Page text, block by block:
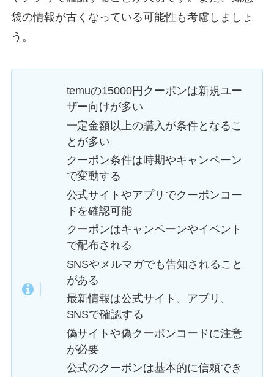
袋の情報が古くなっている可能性も考慮しましょ
う。
temuの15000円クーポンは新規ユー
ザー向けが多い
一定金額以上の購入が条件となるこ
とが多い
クーポン条件は時期やキャンペーン
で変動する
公式サイトやアプリでクーポンコー
ドを確認可能
クーポンはキャンペーンやイベント
で配布される
SNSやメルマガでも告知されること
がある
最新情報は公式サイト、アプリ、
SNSで確認する
偽サイトや偽クーポンコードに注意
が必要
公式のクーポンは基本的に信頼でき